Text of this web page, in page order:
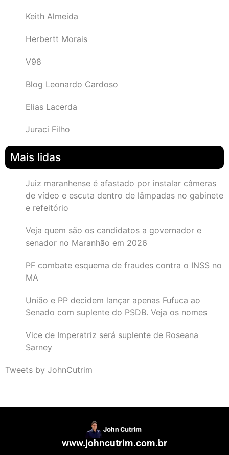
Keith Almeida
Herbertt Morais
V98
Blog Leonardo Cardoso
Elias Lacerda
Juraci Filho
Mais lidas
Juiz maranhense é afastado por instalar câmeras
de vídeo e escuta dentro de lâmpadas no gabinete
e refeitório
Veja quem são os candidatos a governador e
senador no Maranhão em 2026
PF combate esquema de fraudes contra o INSS no
MA
União e PP decidem lançar apenas Fufuca ao
Senado com suplente do PSDB. Veja os nomes
Vice de Imperatriz será suplente de Roseana
Sarney
Tweets by JohnCutrim
www.johncutrim.com.br